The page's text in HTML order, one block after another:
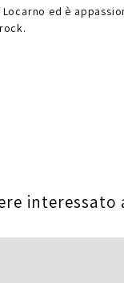
Locarno ed è
interessato